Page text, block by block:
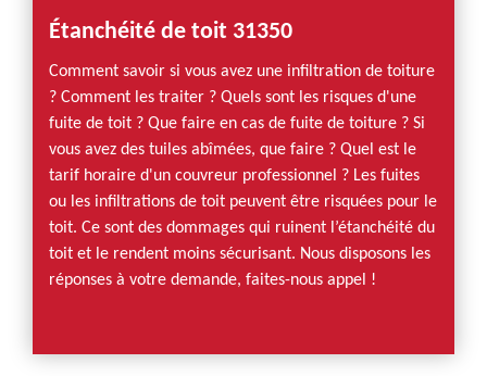
Étanchéité de toit 31350
Comment savoir si vous avez une infiltration de toiture
? Comment les traiter ? Quels sont les risques d'une
fuite de toit ? Que faire en cas de fuite de toiture ? Si
vous avez des tuiles abîmées, que faire ? Quel est le
tarif horaire d'un couvreur professionnel ? Les fuites
ou les infiltrations de toit peuvent être risquées pour le
toit. Ce sont des dommages qui ruinent l’étanchéité du
toit et le rendent moins sécurisant. Nous disposons les
réponses à votre demande, faites-nous appel !